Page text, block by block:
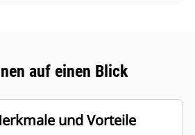
auf einen Blick
und Vorteile